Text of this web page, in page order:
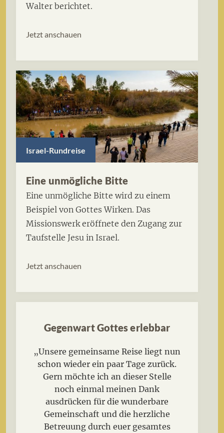
Walter berichtet.
Jetzt anschauen
Israel-Rundreise
Eine unmögliche Bitte
Eine unmögliche Bitte wird zu einem
Beispiel von Gottes Wirken. Das
Missionswerk eröffnete den Zugang zur
Taufstelle Jesu in Israel.
Jetzt anschauen
Gegenwart Gottes erlebbar
„Unsere gemeinsame Reise liegt nun
schon wieder ein paar Tage zurück.
Gern möchte ich an dieser Stelle
noch einmal meinen Dank
ausdrücken für die wunderbare
Gemeinschaft und die herzliche
Betreuung durch euer gesamtes